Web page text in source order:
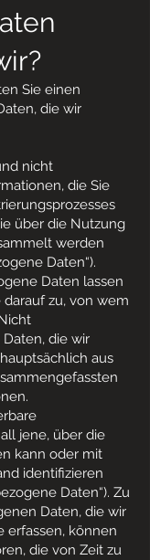
Sie einen
die wir
nicht
die Sie
über die Nutzung
werden
Daten“).
Daten lassen
zu, von wem
die wir
aus
jene, über die
kann oder mit
identifizieren
Daten“). Zu
Daten, die wir
erfassen, können
die von Zeit zu